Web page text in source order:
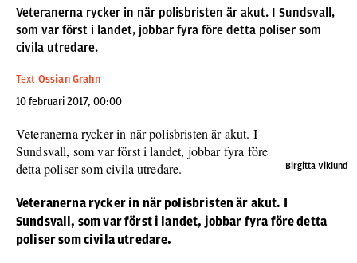
Veteranerna rycker in när polisbristen är akut. I Sundsvall,
som var först i landet, jobbar fyra före detta poliser som
civila utredare.
Text Ossian Grahn
10 februari 2017, 00:00
Birgitta Viklund
Veteranerna rycker in när polisbristen är akut. I
Sundsvall, som var först i landet, jobbar fyra före
detta poliser som civila utredare.
Veteranerna rycker in när polisbristen är akut. I
Sundsvall, som var först i landet, jobbar fyra före detta
poliser som civila utredare.